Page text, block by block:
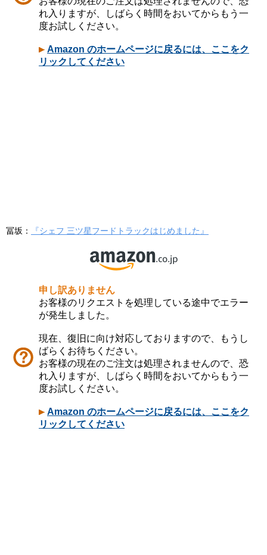
冨坂： 『シェフ 三ツ星フードトラックはじめました』